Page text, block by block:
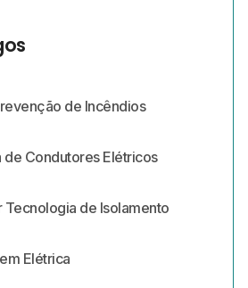
de Incêndios
de Condutores Elétricos
Tecnologia de Isolamento
Elétrica